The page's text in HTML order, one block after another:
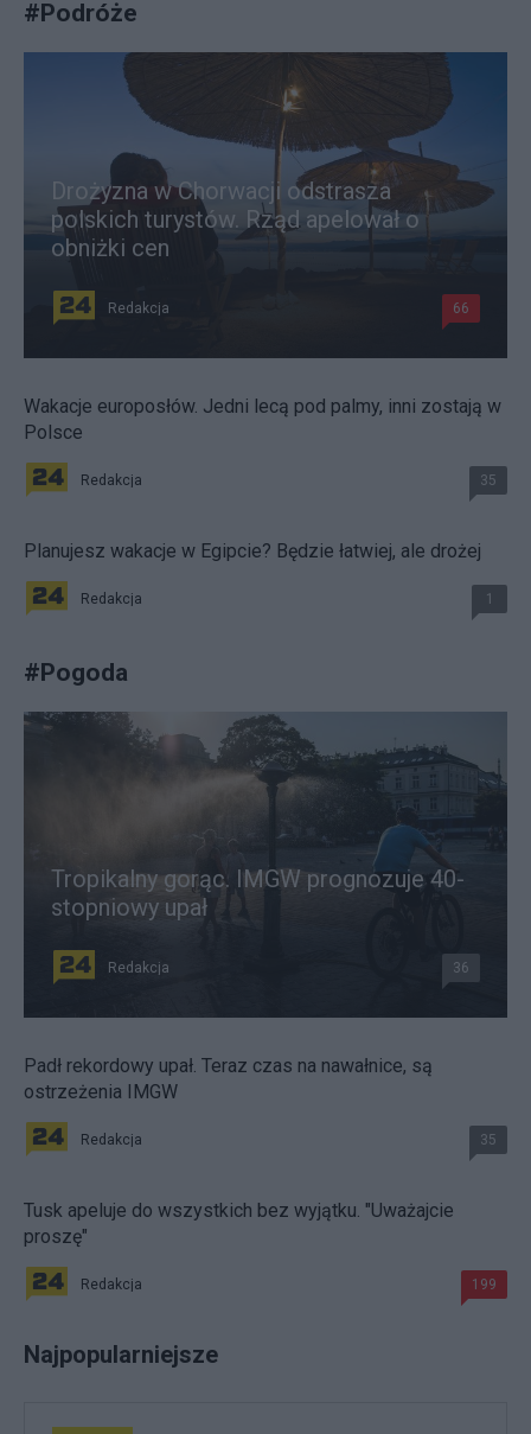
#Podróże
Drożyzna w Chorwacji odstrasza
polskich turystów. Rząd apelował o
obniżki cen
Redakcja 66
Wakacje europosłów. Jedni lecą pod palmy, inni zostają w
Polsce
Redakcja 35
Planujesz wakacje w Egipcie? Będzie łatwiej, ale drożej
Redakcja 1
#Pogoda
Tropikalny gorąc. IMGW prognozuje 40-
stopniowy upał
Redakcja 36
Padł rekordowy upał. Teraz czas na nawałnice, są
ostrzeżenia IMGW
Redakcja 35
Tusk apeluje do wszystkich bez wyjątku. "Uważajcie
proszę"
Redakcja 199
Najpopularniejsze